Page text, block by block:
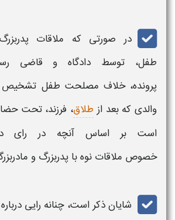
در صورتی که ملاقات
طفل، توسط دادگاه و قاضی
پرونده، خلاف مصلحت طفل تشخیص
والدی که بعد از طلاق، فرزند، تحت
است بر اساس آنچه در رای
خصوص ملاقات نوه با پدربزرگ و
شایان ذکر است، چنانه رایی درباره